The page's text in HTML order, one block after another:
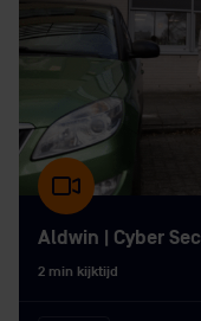
Aldwin | Cyber
2 min kijktijd